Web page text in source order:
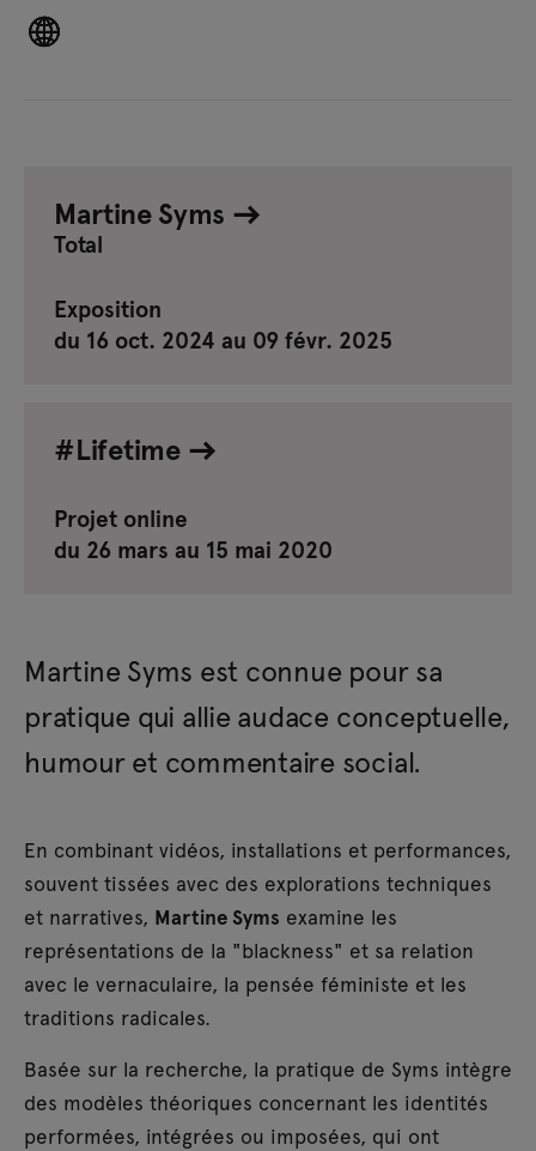
Martine Syms
Total
Exposition
du 16 oct. 2024 au 09 févr. 2025
#Lifetime
Projet online
du 26 mars au 15 mai 2020
Martine Syms est connue pour sa
pratique qui allie audace conceptuelle,
humour et commentaire social.
En combinant vidéos, installations et performances,
souvent tissées avec des explorations techniques
et narratives, Martine Syms examine les
représentations de la "blackness" et sa relation
avec le vernaculaire, la pensée féministe et les
traditions radicales.
Basée sur la recherche, la pratique de Syms intègre
des modèles théoriques concernant les identités
performées, intégrées ou imposées, qui ont